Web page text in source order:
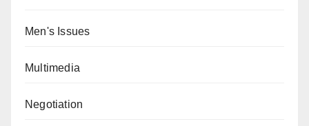
Men's Issues
Multimedia
Negotiation